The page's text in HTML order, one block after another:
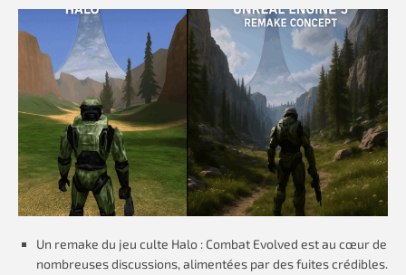
Un remake du jeu culte Halo : Combat Evolved est au cœur de
nombreuses discussions, alimentées par des fuites crédibles.